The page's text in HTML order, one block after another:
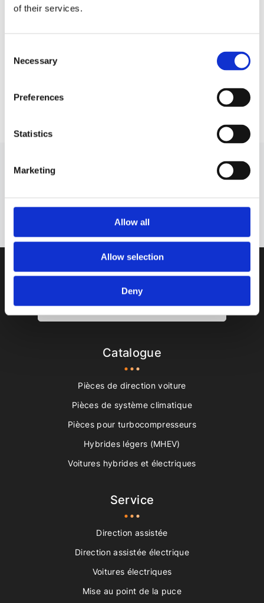
of their services.
Selection
Necessary
Preferences
Statistics
Marketing
Allow all
Allow selection
Deny
Numéro d'article :JP201RT
Catalogue
Pièces de direction voiture
Pièces de système climatique
Pièces pour turbocompresseurs
Hybrides légers (MHEV)
Voitures hybrides et électriques
Service
Direction assistée
Direction assistée électrique
Voitures électriques
Mise au point de la puce